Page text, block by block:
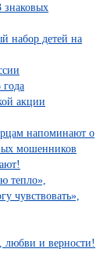
знаковых
набор детей на
года
акции
напоминают о
мошенников
тепло»,
чувствовать»,
любви и верности!